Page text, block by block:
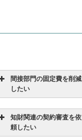
間接部門の固定費を削減
したい
知財関連の契約審査を依
頼したい